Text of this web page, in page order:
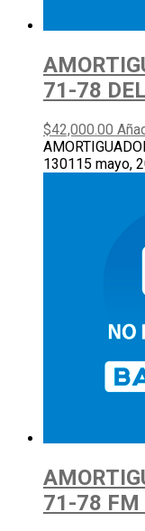
71-78
$42,000.00
130115 mayo,
71-78